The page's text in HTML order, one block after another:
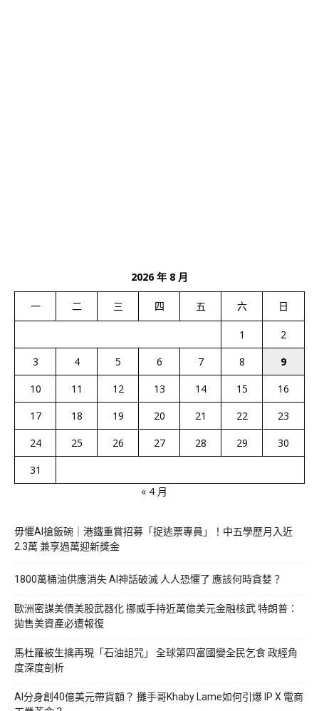
2026 年 8 月
一 二 三 四 五 六 日
1
2
3
4 5 6 7 8
9
10
11 12 13 14 15
16
17
18 19 20 21 22
23
24
25 26 27 28 29
30
31
« 4 月
毋懼AI搶飯碗｜港鐵重賞招募「捉逃票專員」！中五學歷月入近
2.3萬 兼享過萬迎新獎金
1800萬桶油供應消失 AI神話破滅 人人恐懼了 應該何時貪婪？
歐洲密謀美債美股武器化 挪威手持近萬億美元金融核武 特朗普：
拋售美資產必遭報復
馬杜羅被生擒再現「石油詛咒」 全球第四富國變全民乞食 政經角
度深度剖析
AI分身創40億美元帶貨額？ 攤手哥Khaby Lame如何引爆 IP X 電商